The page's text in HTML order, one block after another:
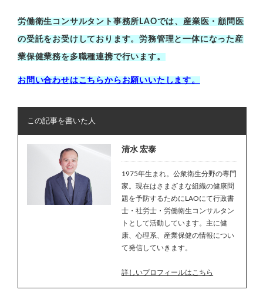
労働衛生コンサルタント事務所LAOでは、産業医・顧問医
の受託をお受けしております。労務管理と一体になった産
業保健業務を多職種連携で行います。
お問い合わせはこちらからお願いいたします。
この記事を書いた人
清水 宏泰
1975年生まれ。公衆衛生分野の専門
家。現在はさまざまな組織の健康問
題を予防するためにLAOにて行政書
士・社労士・労働衛生コンサルタン
トとして活動しています。主に健
康、心理系、産業保健の情報につい
て発信していきます。
詳しいプロフィールはこちら